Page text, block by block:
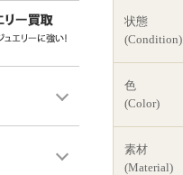
状態
(Condition)
色
(Color)
素材
(Material)